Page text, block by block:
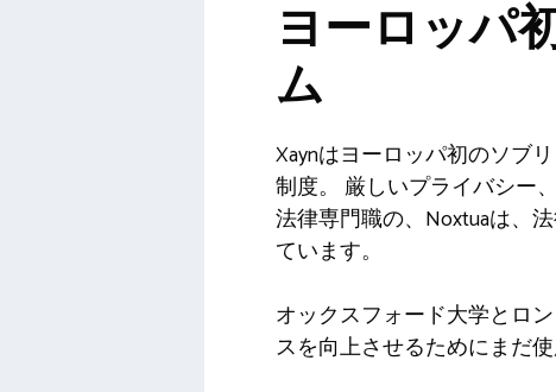
ヨーロッパ
ム
Xaynはヨーロッパ初のソブ
制度。 厳しいプライバシー
法律専門職の、Noxtuaは、
ています。
オックスフォード大学とロ
スを向上させるためにまだ